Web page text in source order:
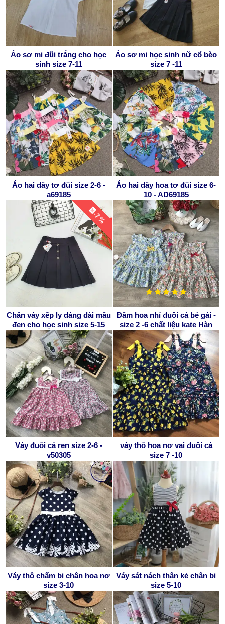
Áo sơ mi đũi trắng cho học
sinh size 7-11
Áo sơ mi học sinh nữ cổ bèo
size 7 -11
Áo hai dây tơ đũi size 2-6 -
a69185
Áo hai dây hoa tơ đũi size 6-
10 - AD69185
-7 %
Chân váy xếp ly dáng dài mầu
đen cho học sinh size 5-15
Đầm hoa nhí đuôi cá bé gái -
size 2 -6 chất liệu kate Hàn
Váy đuôi cá ren size 2-6 -
v50305
váy thô hoa nơ vai đuôi cá
size 7 -10
Váy thô chấm bi chân hoa nơ
size 3-10
Váy sát nách thân kẻ chân bi
size 5-10